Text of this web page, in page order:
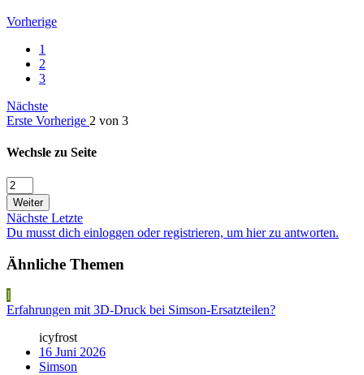
Vorherige
1
2
3
Nächste
Erste Vorherige 2 von 3
Wechsle zu Seite
Weiter
Nächste Letzte
Du musst dich einloggen oder registrieren, um hier zu antworten.
Ähnliche Themen
I
Erfahrungen mit 3D-Druck bei Simson-Ersatzteilen?
icyfrost
16 Juni 2026
Simson